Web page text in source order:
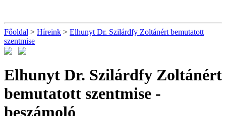
Főoldal > Híreink > Elhunyt Dr. Szilárdfy Zoltánért bemutatott
szentmise
Elhunyt Dr. Szilárdfy Zoltánért
bemutatott szentmise -
beszámoló